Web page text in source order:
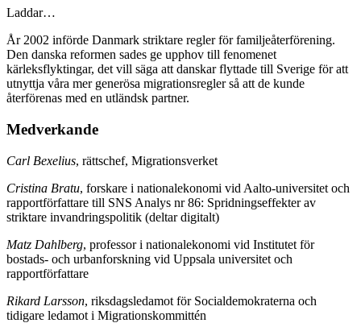
Laddar…
År 2002 införde Danmark striktare regler för familjeåterförening.
Den danska reformen sades ge upphov till fenomenet
kärleksflyktingar, det vill säga att danskar flyttade till Sverige för att
utnyttja våra mer generösa migrationsregler så att de kunde
återförenas med en utländsk partner.
Medverkande
Carl Bexelius, rättschef, Migrationsverket
Cristina Bratu, forskare i nationalekonomi vid Aalto-universitet och
rapportförfattare till SNS Analys nr 86: Spridningseffekter av
striktare invandringspolitik (deltar digitalt)
Matz Dahlberg, professor i nationalekonomi vid Institutet för
bostads- och urbanforskning vid Uppsala universitet och
rapportförfattare
Rikard Larsson, riksdagsledamot för Socialdemokraterna och
tidigare ledamot i Migrationskommittén